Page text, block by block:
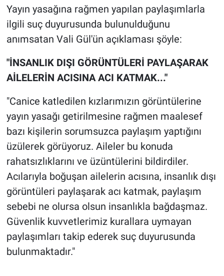
Yayın yasağına rağmen yapılan paylaşımlarla
ilgili suç duyurusunda bulunulduğunu
anımsatan Vali Gül'ün açıklaması şöyle:
"İNSANLIK DIŞI GÖRÜNTÜLERİ PAYLAŞARAK
AİLELERİN ACISINA ACI KATMAK..."
"Canice katledilen kızlarımızın görüntülerine
yayın yasağı getirilmesine rağmen maalesef
bazı kişilerin sorumsuzca paylaşım yaptığını
üzülerek görüyoruz. Aileler bu konuda
rahatsızlıklarını ve üzüntülerini bildirdiler.
Acılarıyla boğuşan ailelerin acısına, insanlık dışı
görüntüleri paylaşarak acı katmak, paylaşım
sebebi ne olursa olsun insanlıkla bağdaşmaz.
Güvenlik kuvvetlerimiz kurallara uymayan
paylaşımları takip ederek suç duyurusunda
bulunmaktadır."
Kimdir
Kültür Sanat
Ne demişti
Nedir
Popüler
Programlar
Sağlık
Teknoloji